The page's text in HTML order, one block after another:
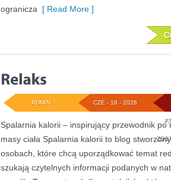
ogranicza [ Read More ]
CZE - 18 - 2026
ADMIN
Spalarnia kalorii – inspirujący przewodnik po
masy ciała Spalarnia kalorii to blog
osobach, które chcą uporządkować temat
szukają czytelnych informacji podanych w